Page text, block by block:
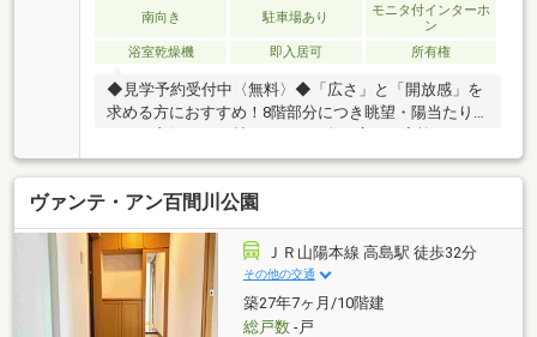
南向き 駐車場あり
モニタ付インターホ
ン
浴室乾燥機
即入居可 所有権
◆見学予約受付中〈無料〉◆「広さ」と「開放感」を
求める方におすすめ！8階部分につき眺望・陽当たり
ともに良好で、24帖のLDKは圧巻の広さ。家族でゆっ
たり過ごせる贅沢な空間が魅力です！設備も充実して
おり、日々の家事や生活をしっかりサポートします。
収納も豊富で生活感を抑えたすっきりした暮らしを実
現◎空き家のため「今すぐ見たい！」にも対応可能！
この広さと開放感、ぜひ現地で体感してください！
《住宅ローンはハウスドゥ岡山平井へ！》借入額や銀
行選び、車ローンがあってもご相談OK。資金面もしっ
かりサポートします！Free【0800-200-2244】
ヴァンテ・アン百間川公園
ＪＲ山陽本線 高島駅 徒歩32分
その他の交通
築27年7ヶ月/10階建
総戸数-戸